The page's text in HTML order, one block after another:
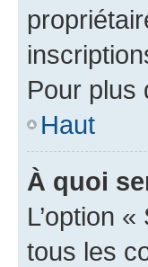
Pour plus
Haut
À quoi
L’option
tous les